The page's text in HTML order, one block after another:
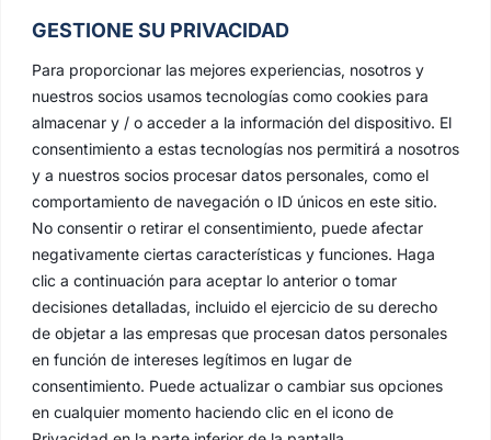
GESTIONE SU PRIVACIDAD
Para proporcionar las mejores experiencias, nosotros y
nuestros socios usamos tecnologías como cookies para
almacenar y / o acceder a la información del dispositivo. El
consentimiento a estas tecnologías nos permitirá a nosotros
y a nuestros socios procesar datos personales, como el
comportamiento de navegación o ID únicos en este sitio.
No consentir o retirar el consentimiento, puede afectar
negativamente ciertas características y funciones. Haga
clic a continuación para aceptar lo anterior o tomar
decisiones detalladas, incluido el ejercicio de su derecho
de objetar a las empresas que procesan datos personales
en función de intereses legítimos en lugar de
consentimiento. Puede actualizar o cambiar sus opciones
en cualquier momento haciendo clic en el icono de